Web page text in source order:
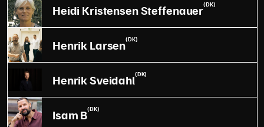
Heidi Kristensen Steffenauer(DK)
Henrik Larsen(DK)
Henrik Sveidahl(DK)
Isam B(DK)